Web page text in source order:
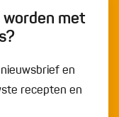
worden met
en
recepten en